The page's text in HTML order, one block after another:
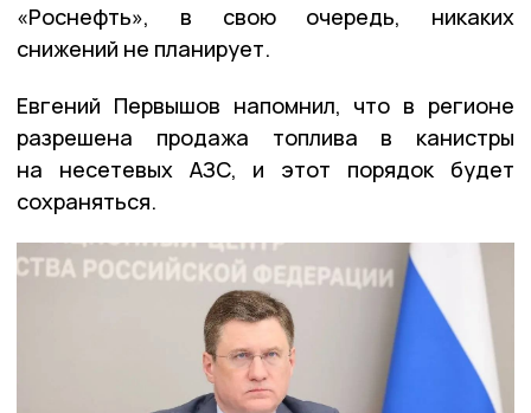
«Роснефть», в свою очередь, никаких
снижений не планирует.
Евгений Первышов напомнил, что в регионе
разрешена продажа топлива в канистры
на несетевых АЗС, и этот порядок будет
сохраняться.